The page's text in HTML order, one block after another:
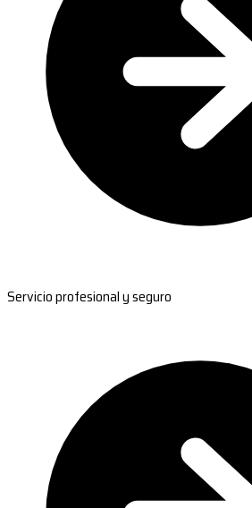
Servicio profesional y seguro